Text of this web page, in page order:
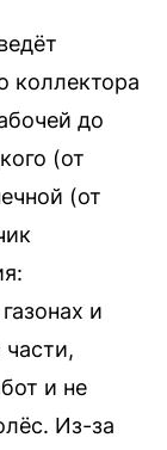
коллектора
до
(от
(от
и
и не
Из-за